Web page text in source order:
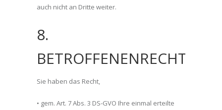
auch nicht an Dritte weiter.
8.
BETROFFENENRECHTE
Sie haben das Recht,
• gem. Art. 7 Abs. 3 DS-GVO Ihre einmal erteilte